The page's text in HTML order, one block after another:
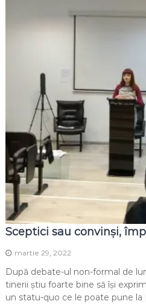
Sceptici sau convinși,
martie 29, 2022
După debate-ul non-formal de
tinerii știu foarte bine să își
un statu-quo ce le poate pune la